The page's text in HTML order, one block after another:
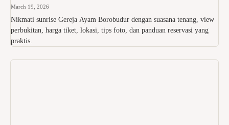
March 19, 2026
Nikmati sunrise Gereja Ayam Borobudur dengan suasana tenang, view
perbukitan, harga tiket, lokasi, tips foto, dan panduan reservasi yang
praktis.